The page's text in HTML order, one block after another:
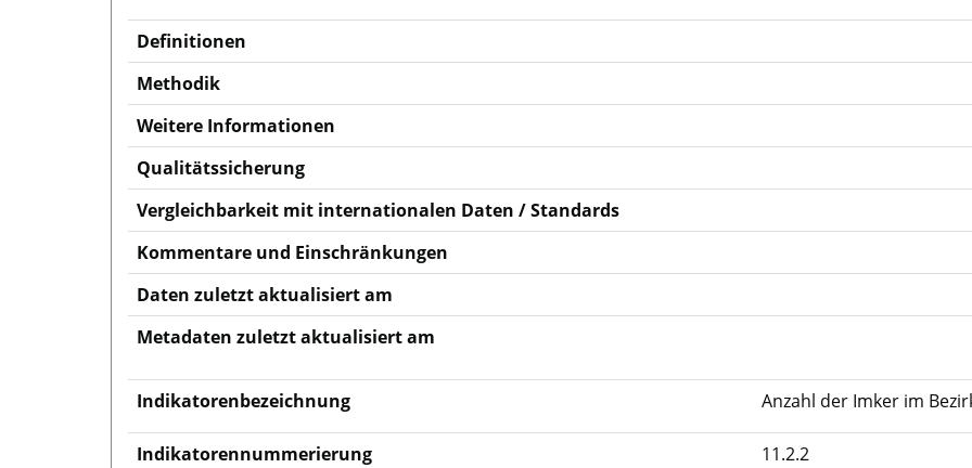
Definitionen
Methodik
Weitere Informationen
Qualitätssicherung
Vergleichbarkeit mit internationalen Daten / Standards
Kommentare und Einschränkungen
Daten zuletzt aktualisiert am
Metadaten zuletzt aktualisiert am
Indikatorenbezeichnung Anzahl der Imker im
Indikatorennummerierung 11.2.2